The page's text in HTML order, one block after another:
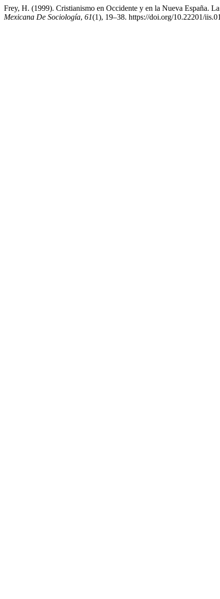
Frey, H. (1999). Cristianismo en Occidente y en la Nueva España.
Mexicana De Sociología, 61(1), 19–38. https://doi.org/10.22201/